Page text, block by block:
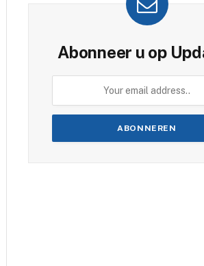
Abonneer u op